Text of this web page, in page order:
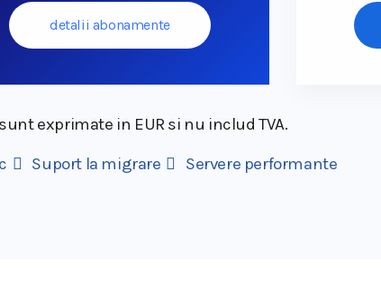
detalii abonamente
exprimate in EUR si nu includ TVA.
Suport la migrare Servere performante